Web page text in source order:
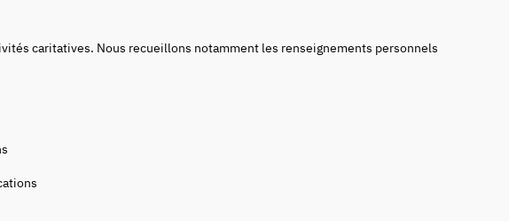
caritatives. Nous recueillons notamment les renseignements personnels